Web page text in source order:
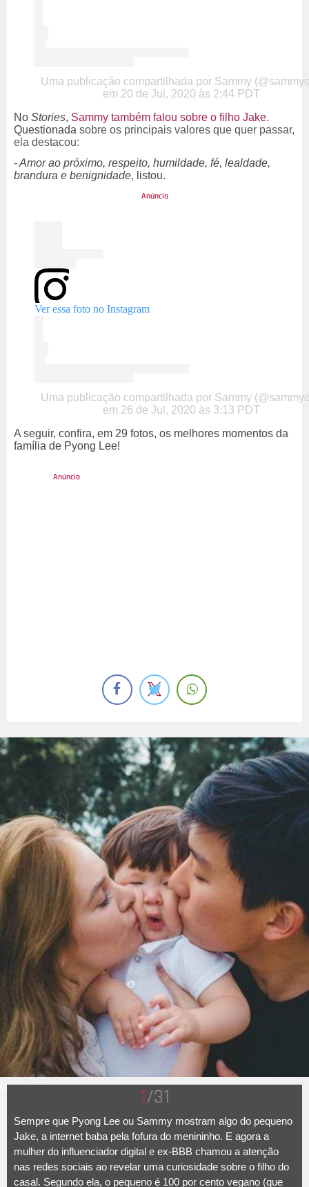
Uma publicação compartilhada por Sammy
em 20 de Jul, 2020 às 2:44 PDT
No Stories, Sammy também falou sobre o filho Jake.
Questionada sobre os principais valores que quer passar,
ela destacou:
- Amor ao próximo, respeito, humildade, fé, lealdade,
brandura e benignidade, listou.
Ver essa foto no Instagram
Uma publicação compartilhada por Sammy
em 26 de Jul, 2020 às 3:13 PDT
A seguir, confira, em 29 fotos, os melhores momentos da
família de Pyong Lee!
Divulgação 1/31
Sempre que Pyong Lee ou Sammy mostram algo do pequeno
Jake, a internet baba pela fofura do menininho. E agora a
mulher do influenciador digital e ex-BBB chamou a atenção
nas redes sociais ao revelar uma curiosidade sobre o filho do
casal. Segundo ela, o pequeno é 100 por cento vegano (que